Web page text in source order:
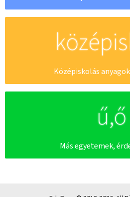
Középiskolás
ű,ő
Más egyetemek,